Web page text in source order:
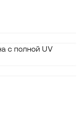
с полной UV